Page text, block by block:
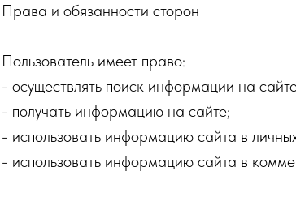
Права и обязанности сторон
Пользователь имеет право:
- осуществлять поиск информации на
- получать информацию на сайте;
- использовать информацию сайта в
- использовать информацию сайта в